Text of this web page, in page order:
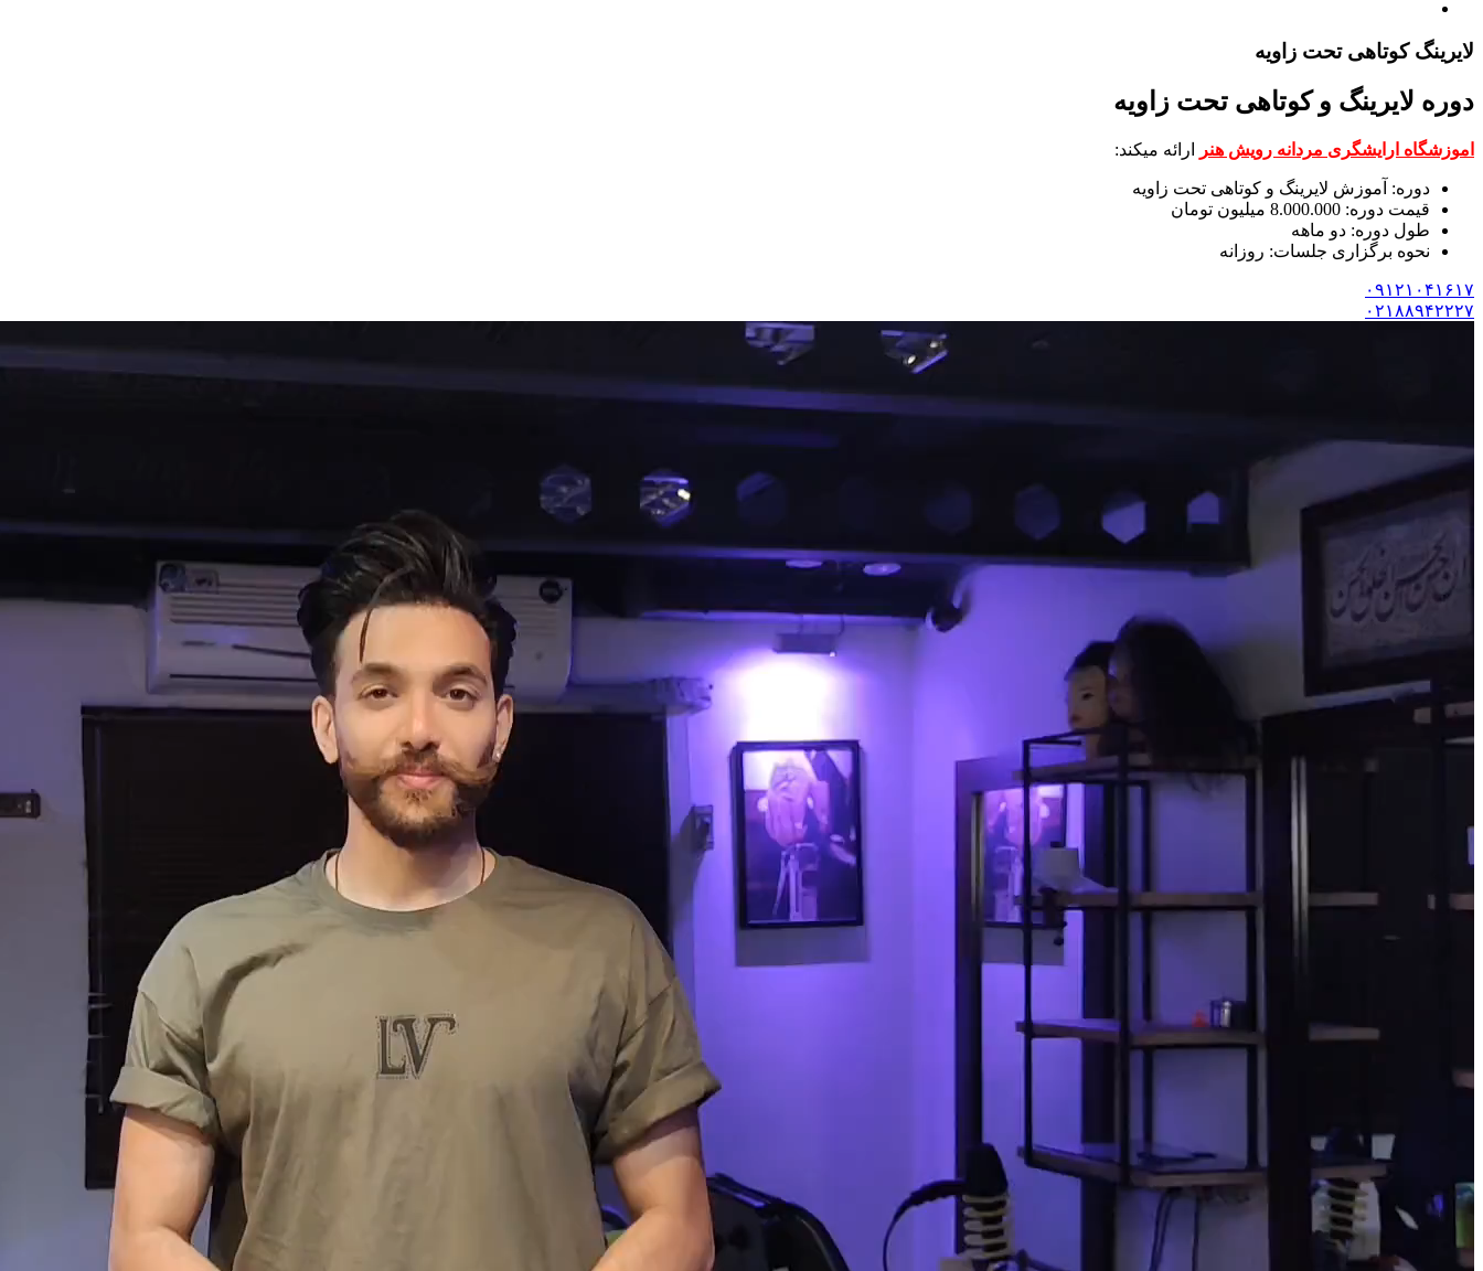
لایرینگ کوتاهی تحت زاویه
دوره لایرینگ و کوتاهی تحت زاویه
اموزشگاه ارایشگری مردانه رویش هنر ارائه میکند:
دوره: آموزش لایرینگ و کوتاهی تحت زاویه
قیمت دوره: 8.000.000 میلیون تومان
طول دوره: دو ماهه
نحوه برگزاری جلسات: روزانه
۰۹۱۲۱۰۴۱۶۱۷
۰۲۱۸۸۹۴۲۲۲۷